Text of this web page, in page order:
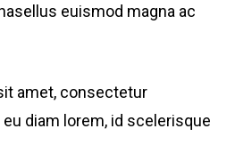
euismod magna ac
amet, consectetur
diam lorem, id scelerisque